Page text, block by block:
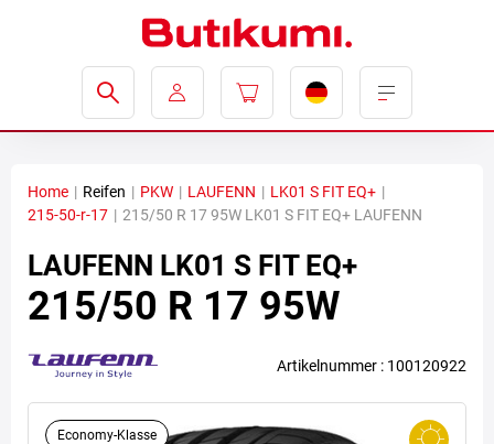
Economy-Klasse
Home | Reifen | PKW | LAUFENN | LK01 S FIT EQ+ |
215-50-r-17 | 215/50 R 17 95W LK01 S FIT EQ+ LAUFENN
LAUFENN LK01 S FIT EQ+
215/50 R 17 95W
Artikelnummer : 100120922